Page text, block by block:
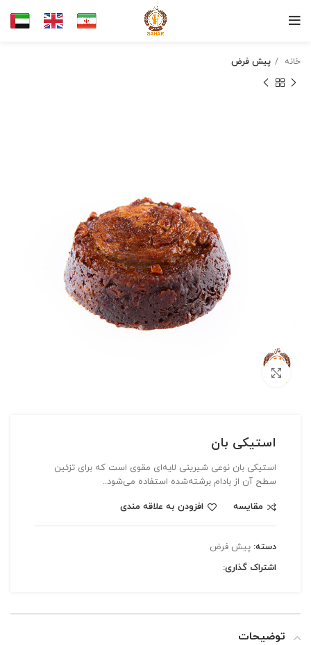
خانه پیش فرض
استیکی بان
استیکی بان نوعی شیرینی لایه‌ای مقوی است که برای تزئین
سطح آن از بادام برشته‌شده استفاده می‌شود..
مقایسه
افزودن به علاقه مندی
دسته: پیش فرض
اشتراک گذاری:
توضیحات